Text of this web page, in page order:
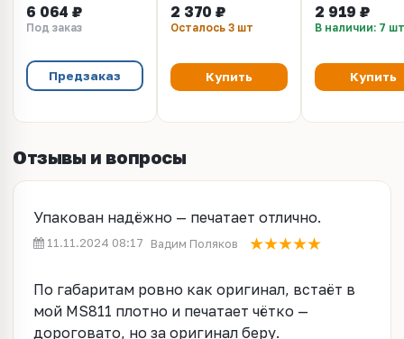
52D0HA0 / 52D4H00
/ 52D2H00) для
MS811, MS812,
MS710, MS711,
25000 стр., с чипом
6 064 ₽
Под заказ
Предзаказ
25K ELP Imaging®
2 370 ₽
Осталось 3 шт
Купить
(25000стр.)
Lexmark MS810,
2 919 ₽
В наличии: 7 шт
Купить
Отзывы и вопросы
Упакован надёжно — печатает отлично.
11.11.2024 08:17 Вадим Поляков
По габаритам ровно как оригинал, встаёт в
мой MS811 плотно и печатает чётко —
дороговато, но за оригинал беру.